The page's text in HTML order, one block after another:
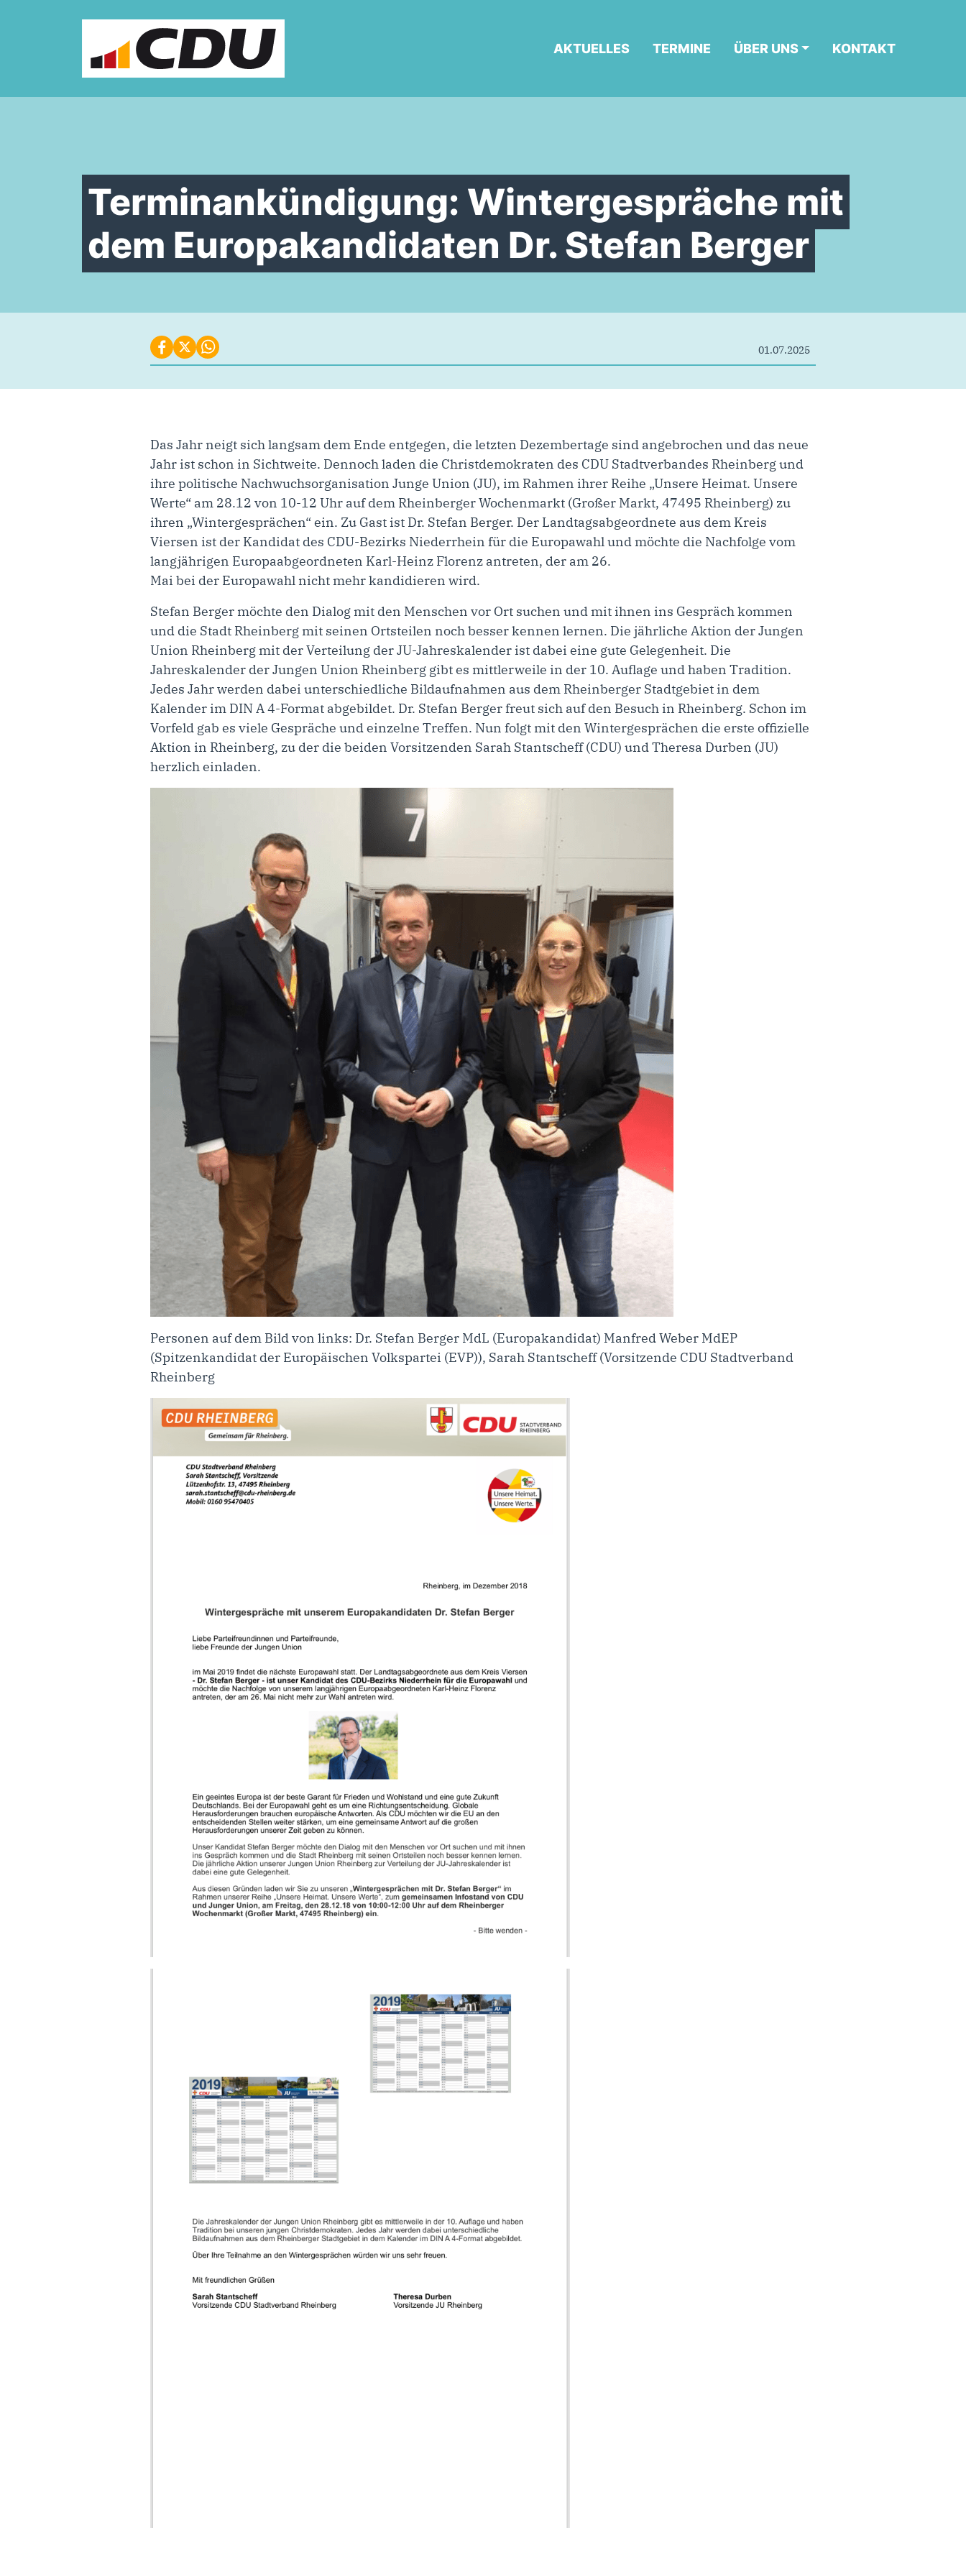
AKTUELLES TERMINE ÜBER UNS KONTAKT
Terminankündigung: Wintergespräche mit
dem Europakandidaten Dr. Stefan Berger
01.07.2025
Das Jahr neigt sich langsam dem Ende entgegen, die letzten Dezembertage sind angebrochen und das neue
Jahr ist schon in Sichtweite. Dennoch laden die Christdemokraten des CDU Stadtverbandes Rheinberg und
ihre politische Nachwuchsorganisation Junge Union (JU), im Rahmen ihrer Reihe „Unsere Heimat. Unsere
Werte“ am 28.12 von 10-12 Uhr auf dem Rheinberger Wochenmarkt (Großer Markt, 47495 Rheinberg) zu
ihren „Wintergesprächen“ ein. Zu Gast ist Dr. Stefan Berger. Der Landtagsabgeordnete aus dem Kreis
Viersen ist der Kandidat des CDU-Bezirks Niederrhein für die Europawahl und möchte die Nachfolge vom
langjährigen Europaabgeordneten Karl-Heinz Florenz antreten, der am 26.
Mai bei der Europawahl nicht mehr kandidieren wird.
Stefan Berger möchte den Dialog mit den Menschen vor Ort suchen und mit ihnen ins Gespräch kommen
und die Stadt Rheinberg mit seinen Ortsteilen noch besser kennen lernen. Die jährliche Aktion der Jungen
Union Rheinberg mit der Verteilung der JU-Jahreskalender ist dabei eine gute Gelegenheit. Die
Jahreskalender der Jungen Union Rheinberg gibt es mittlerweile in der 10. Auflage und haben Tradition.
Jedes Jahr werden dabei unterschiedliche Bildaufnahmen aus dem Rheinberger Stadtgebiet in dem
Kalender im DIN A 4-Format abgebildet. Dr. Stefan Berger freut sich auf den Besuch in Rheinberg. Schon im
Vorfeld gab es viele Gespräche und einzelne Treffen. Nun folgt mit den Wintergesprächen die erste offizielle
Aktion in Rheinberg, zu der die beiden Vorsitzenden Sarah Stantscheff (CDU) und Theresa Durben (JU)
herzlich einladen.
Personen auf dem Bild von links: Dr. Stefan Berger MdL (Europakandidat) Manfred Weber MdEP
(Spitzenkandidat der Europäischen Volkspartei (EVP)), Sarah Stantscheff (Vorsitzende CDU Stadtverband
Rheinberg